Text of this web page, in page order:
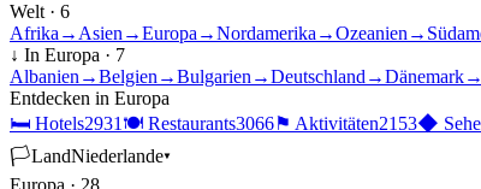
Welt · 6
Afrika → Asien →Europa →Nordamerika →Ozeanien →
↓ In Europa · 7
Albanien →Belgien →Bulgarien →Deutschland →Dänemark→
Entdecken in Europa
🛏 Hotels2931 🍽 Restaurants3066⚑ Aktivitäten2153◆
🏳LandNiederlande▾
Europa · 28